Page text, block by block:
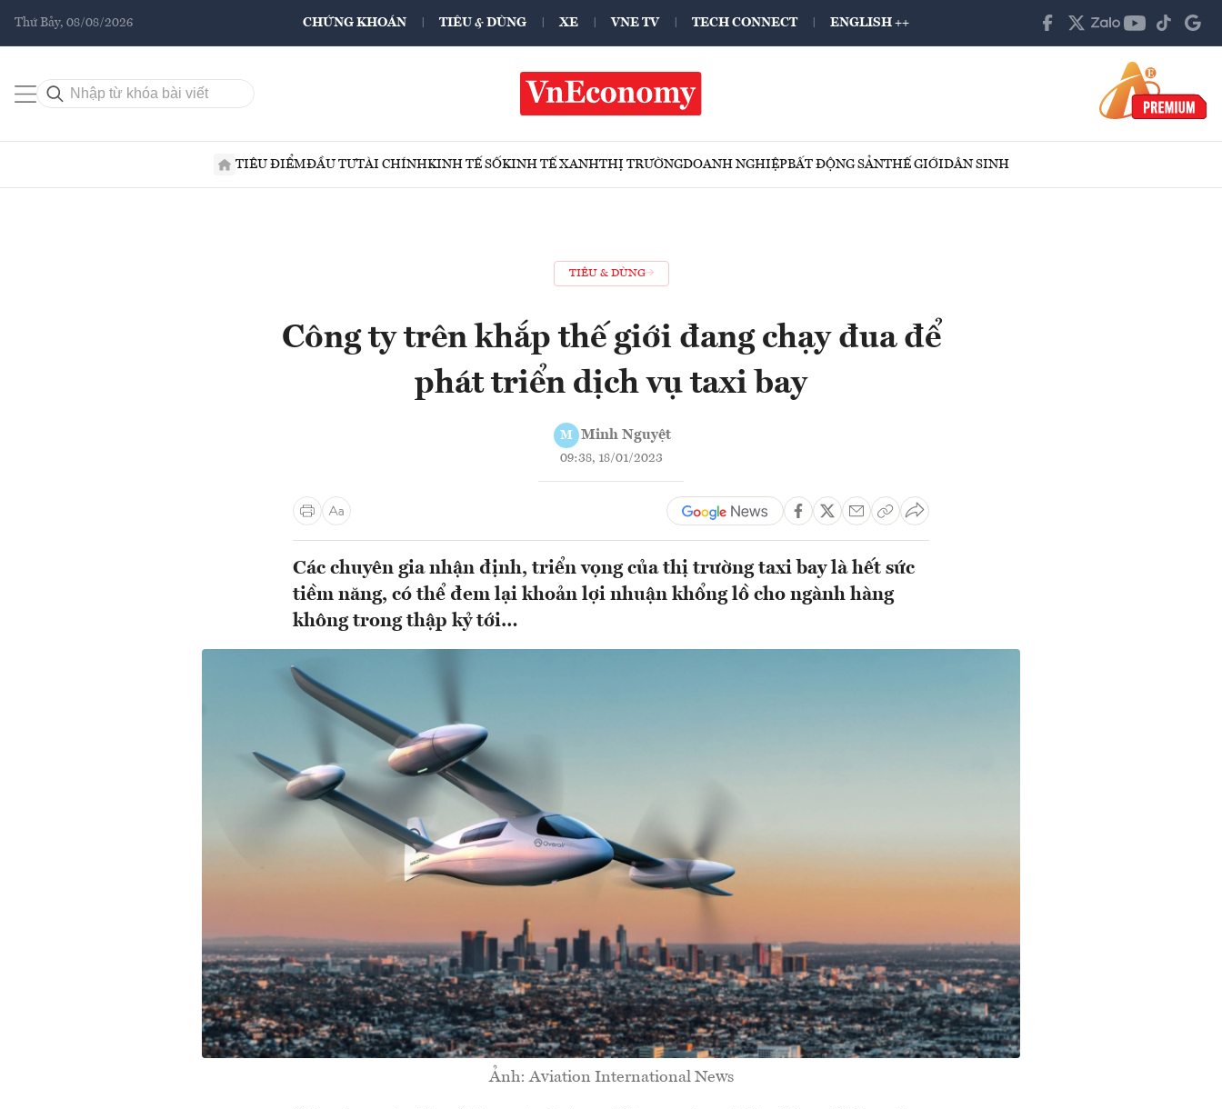
Thứ Bảy, 08/08/2026 CHỨNG KHOÁN TIÊU & DÙNG XE VNE TV TECH CONNECT ENGLISH ++
TIÊU ĐIỂMĐẦU TƯTÀI CHÍNHKINH TẾ SỐKINH TẾ XANHTHỊ TRƯỜNGDOANH NGHIỆPBẤT ĐỘNG SẢNTHẾ GIỚIDÂN SINH
TIÊU & DÙNG
Công ty trên khắp thế giới đang chạy đua để
phát triển dịch vụ taxi bay
M Minh Nguyệt
09:38, 18/01/2023
Các chuyên gia nhận định, triển vọng của thị trường taxi bay là hết sức
tiềm năng, có thể đem lại khoản lợi nhuận khổng lồ cho ngành hàng
không trong thập kỷ tới…
Ảnh: Aviation International News